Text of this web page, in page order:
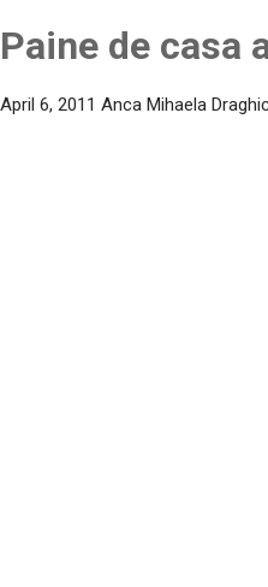
Paine de casa
April 6, 2011 Anca Mihaela